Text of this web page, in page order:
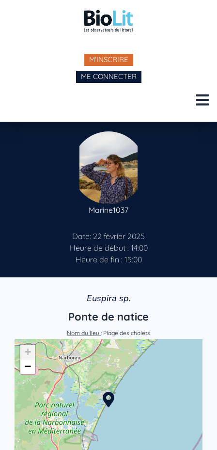
M'INSCRIRE
ME CONNECTER
Marine1037
Date: 22 février 2025
Heure de début : 14:00
Heure de fin : 15:00
Euspira sp.
Ponte de natice
Nom du lieu : Plage des chalets
+
−